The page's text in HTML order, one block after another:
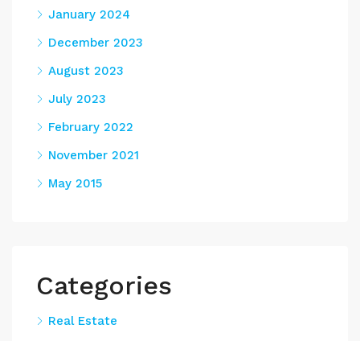
January 2024
December 2023
August 2023
July 2023
February 2022
November 2021
May 2015
Categories
Real Estate